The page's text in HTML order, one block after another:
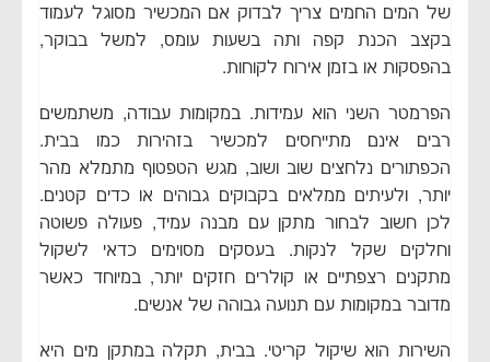
של המים החמים צריך לבדוק אם המכשיר מסוגל לעמוד
בקצב הכנת קפה ותה בשעות עומס, למשל בבוקר,
בהפסקות או בזמן אירוח לקוחות.
הפרמטר השני הוא עמידות. במקומות עבודה, משתמשים
רבים אינם מתייחסים למכשיר בזהירות כמו בבית.
הכפתורים נלחצים שוב ושוב, מגש הטפטוף מתמלא מהר
יותר, ולעיתים ממלאים בקבוקים גבוהים או כדים קטנים.
לכן חשוב לבחור מתקן עם מבנה עמיד, פעולה פשוטה
וחלקים שקל לנקות. בעסקים מסוימים כדאי לשקול
מתקנים רצפתיים או קולרים חזקים יותר, במיוחד כאשר
מדובר במקומות עם תנועה גבוהה של אנשים.
השירות הוא שיקול קריטי. בבית, תקלה במתקן מים היא